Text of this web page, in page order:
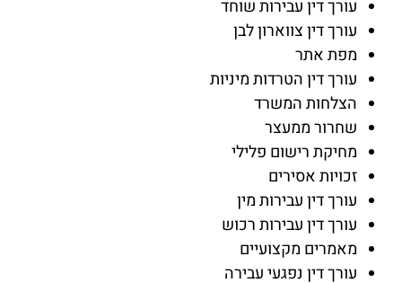
עורך דין עבירות שוחד
עורך דין צווארון לבן
מפת אתר
עורך דין הטרדות מיניות
הצלחות המשרד
שחרור ממעצר
מחיקת רישום פלילי
זכויות אסירים
עורך דין עבירות מין
עורך דין עבירות רכוש
מאמרים מקצועיים
עורך דין נפגעי עבירה